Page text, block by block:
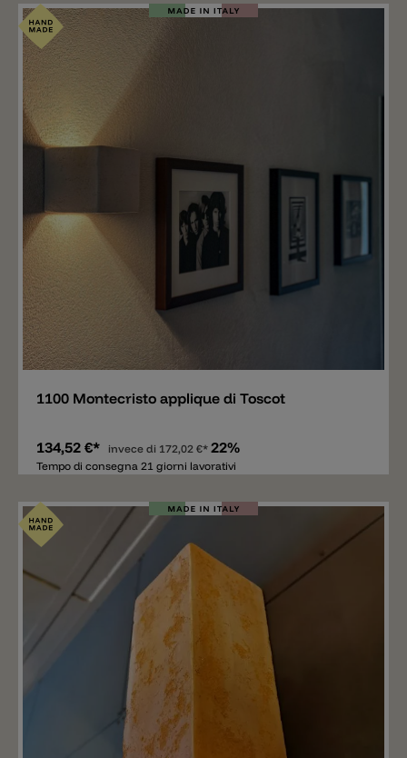
Aggiungere
1100 Montecristo applique di Toscot
134,52 €* invece di 172,02 €* 22%
Tempo di consegna 21 giorni lavorativi